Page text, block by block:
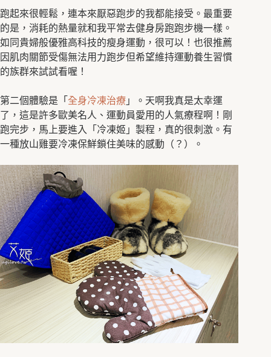
跑起來很輕鬆，連本來厭惡跑步的我都能接受。最重要
的是，消耗的熱量就和我平常去健身房跑跑步機一樣。
如同貴婦般優雅高科技的瘦身運動，很可以！也很推薦
因肌肉關節受傷無法用力跑步但希望維持運動養生習慣
的族群來試試看喔！
第二個體驗是「 全身冷凍治療 」。天啊我真是太幸運
了，這是許多歐美名人、運動員愛用的人氣療程啊！剛
跑完步，馬上要進入「冷凍姬」製程，真的很刺激。有
一種放山雞要冷凍保鮮鎖住美味的感動（？）。